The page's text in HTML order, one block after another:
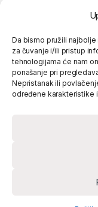
Da bismo pružili
za čuvanje i/ili pristup
tehnologijama će nam
ponašanje pri
Nepristanak ili
određene karakteristike